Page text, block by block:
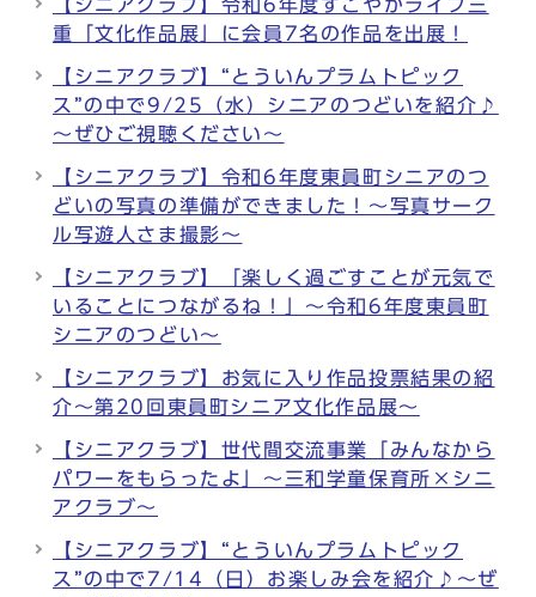
【シニアクラブ】令和6年度すこやかライフ三
重「文化作品展」に会員7名の作品を出展！
【シニアクラブ】“とういんプラムトピック
ス”の中で9/25（水）シニアのつどいを紹介♪
～ぜひご視聴ください～
【シニアクラブ】令和6年度東員町シニアのつ
どいの写真の準備ができました！～写真サーク
ル写遊人さま撮影～
【シニアクラブ】「楽しく過ごすことが元気で
いることにつながるね！」～令和6年度東員町
シニアのつどい～
【シニアクラブ】お気に入り作品投票結果の紹
介～第20回東員町シニア文化作品展～
【シニアクラブ】世代間交流事業「みんなから
パワーをもらったよ」～三和学童保育所×シニ
アクラブ～
【シニアクラブ】“とういんプラムトピック
ス”の中で7/14（日）お楽しみ会を紹介♪～ぜ